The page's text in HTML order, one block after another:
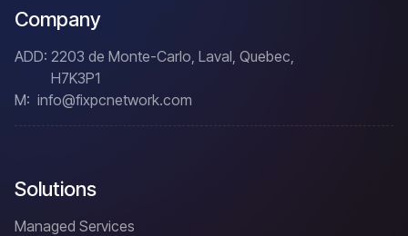
Company
ADD: 2203 de Monte-Carlo, Laval, Quebec,
H7K3P1
M: info@fixpcnetwork.com
Solutions
Managed Services